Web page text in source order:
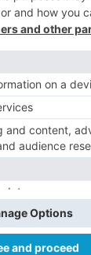
Mayo